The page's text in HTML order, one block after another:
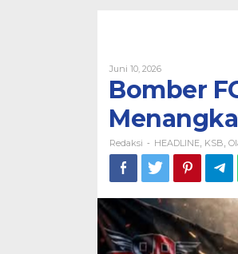
Juni 10, 2026Oleh
Redaksi
Bomber
Redaksi - HEADLINE KSB